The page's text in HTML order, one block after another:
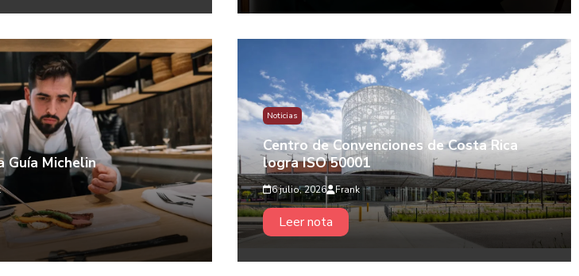
Guía Michelin
Noticias
Centro de Convenciones de Costa Rica
logra ISO 50001
6 julio, 2026 Frank
Leer nota